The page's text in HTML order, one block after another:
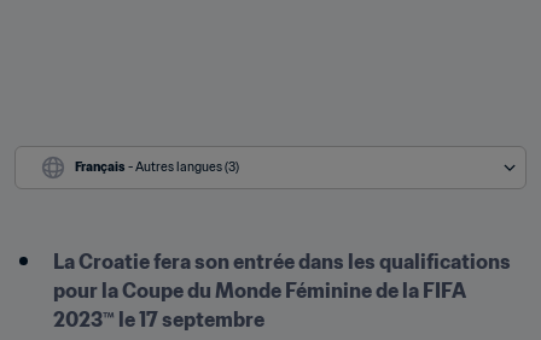
Français - Autres langues (3)
La Croatie fera son entrée dans les qualifications
pour la Coupe du Monde Féminine de la FIFA
2023™ le 17 septembre